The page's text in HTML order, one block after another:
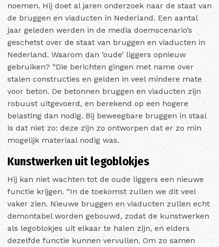
noemen. Hij doet al jaren onderzoek naar de staat van
de bruggen en viaducten in Nederland. Een aantal
jaar geleden werden in de media doemscenario’s
geschetst over de staat van bruggen en viaducten in
Nederland. Waarom dan ‘oude’ liggers opnieuw
gebruiken? “Die berichten gingen met name over
stalen constructies en gelden in veel mindere mate
voor beton. De betonnen bruggen en viaducten zijn
robuust uitgevoerd, en berekend op een hogere
belasting dan nodig. Bij beweegbare bruggen in staal
is dat niet zo: deze zijn zo ontworpen dat er zo min
mogelijk materiaal nodig was.
Kunstwerken uit legoblokjes
Hij kan niet wachten tot de oude liggers een nieuwe
functie krijgen. “In de toekomst zullen we dit veel
vaker zien. Nieuwe bruggen en viaducten zullen echt
demontabel worden gebouwd, zodat de kunstwerken
als legoblokjes uit elkaar te halen zijn, en elders
dezelfde functie kunnen vervullen. Om zo samen